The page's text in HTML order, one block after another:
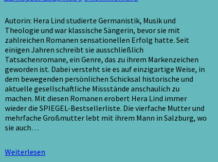
Rezension
Autorin: Hera Lind studierte Germanistik, Musik und
Theologie und war klassische Sängerin, bevor sie mit
zahlreichen Romanen sensationellen Erfolg hatte. Seit
einigen Jahren schreibt sie ausschließlich
Tatsachenromane, ein Genre, das zu ihrem Markenzeichen
geworden ist. Dabei versteht sie es auf einzigartige Weise, in
dem bewegenden persönlichen Schicksal historische und
aktuelle gesellschaftliche Missstände anschaulich zu
machen. Mit diesen Romanen erobert Hera Lind immer
wieder die SPIEGEL-Bestsellerliste. Die vierfache Mutter und
mehrfache Großmutter lebt mit ihrem Mann in Salzburg, wo
sie auch…
Weiterlesen